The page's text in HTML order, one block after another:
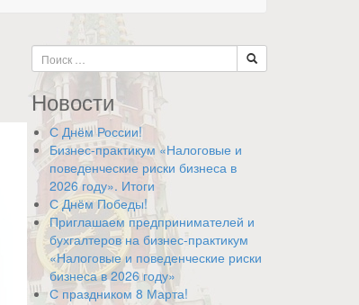
Новости
С Днём России!
Бизнес-практикум «Налоговые и
поведенческие риски бизнеса в
2026 году». Итоги
С Днём Победы!
Приглашаем предпринимателей и
бухгалтеров на бизнес-практикум
«Налоговые и поведенческие риски
бизнеса в 2026 году»
С праздником 8 Марта!